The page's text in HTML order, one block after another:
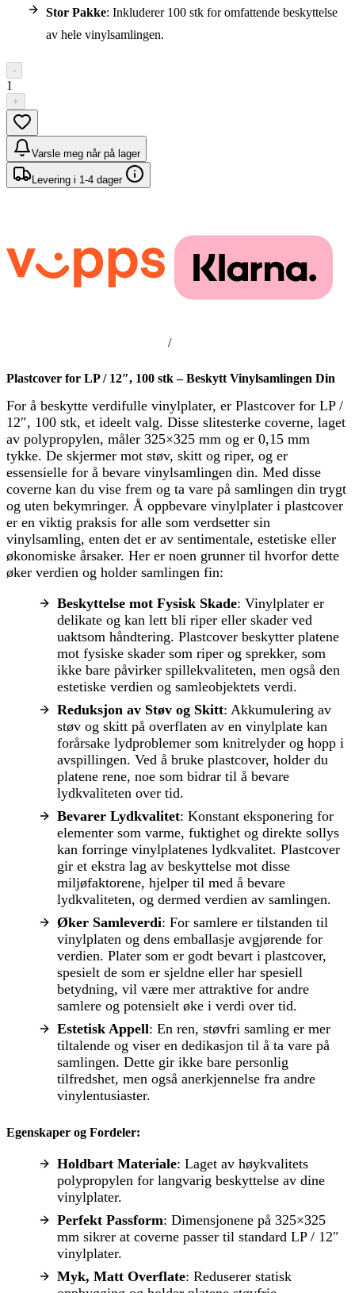
Stor Pakke: Inkluderer 100 stk for omfattende beskyttelse
av hele vinylsamlingen.
-
1
+
Varsle meg når på lager
Levering i 1-4 dager
/
Plastcover for LP / 12″, 100 stk – Beskytt Vinylsamlingen Din
For å beskytte verdifulle vinylplater, er Plastcover for LP /
12″, 100 stk, et ideelt valg. Disse slitesterke coverne, laget
av polypropylen, måler 325×325 mm og er 0,15 mm
tykke. De skjermer mot støv, skitt og riper, og er
essensielle for å bevare vinylsamlingen din. Med disse
coverne kan du vise frem og ta vare på samlingen din trygt
og uten bekymringer. Å oppbevare vinylplater i plastcover
er en viktig praksis for alle som verdsetter sin
vinylsamling, enten det er av sentimentale, estetiske eller
økonomiske årsaker. Her er noen grunner til hvorfor dette
øker verdien og holder samlingen fin:
Beskyttelse mot Fysisk Skade: Vinylplater er
delikate og kan lett bli riper eller skader ved
uaktsom håndtering. Plastcover beskytter platene
mot fysiske skader som riper og sprekker, som
ikke bare påvirker spillekvaliteten, men også den
estetiske verdien og samleobjektets verdi.
Reduksjon av Støv og Skitt: Akkumulering av
støv og skitt på overflaten av en vinylplate kan
forårsake lydproblemer som knitrelyder og hopp i
avspillingen. Ved å bruke plastcover, holder du
platene rene, noe som bidrar til å bevare
lydkvaliteten over tid.
Bevarer Lydkvalitet: Konstant eksponering for
elementer som varme, fuktighet og direkte sollys
kan forringe vinylplatenes lydkvalitet. Plastcover
gir et ekstra lag av beskyttelse mot disse
miljøfaktorene, hjelper til med å bevare
lydkvaliteten, og dermed verdien av samlingen.
Øker Samleverdi: For samlere er tilstanden til
vinylplaten og dens emballasje avgjørende for
verdien. Plater som er godt bevart i plastcover,
spesielt de som er sjeldne eller har spesiell
betydning, vil være mer attraktive for andre
samlere og potensielt øke i verdi over tid.
Estetisk Appell: En ren, støvfri samling er mer
tiltalende og viser en dedikasjon til å ta vare på
samlingen. Dette gir ikke bare personlig
tilfredshet, men også anerkjennelse fra andre
vinylentusiaster.
Egenskaper og Fordeler:
Holdbart Materiale: Laget av høykvalitets
polypropylen for langvarig beskyttelse av dine
vinylplater.
Perfekt Passform: Dimensjonene på 325×325
mm sikrer at coverne passer til standard LP / 12″
vinylplater.
Myk, Matt Overflate: Reduserer statisk